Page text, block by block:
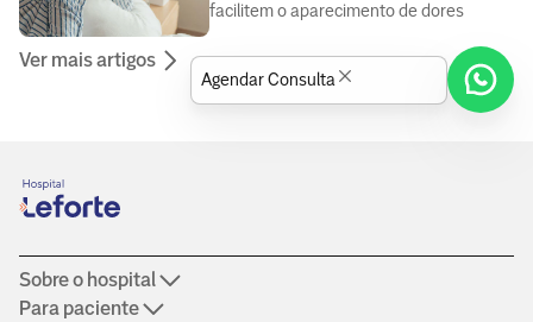
facilitem o aparecimento de dores
Ver mais artigos
Sobre o hospital
Para paciente
Agendar Consulta